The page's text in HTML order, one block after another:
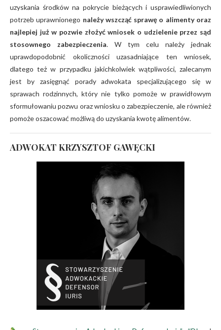
uzyskania środków na pokrycie bieżących i usprawiedliwionych
potrzeb uprawnionego należy wszcząć sprawę o alimenty oraz
najlepiej już w pozwie złożyć wniosek o udzielenie przez sąd
stosownego zabezpieczenia. W tym celu należy jednak
uprawdopodobnić okoliczności uzasadniające ten wniosek,
dlatego też w przypadku jakichkolwiek wątpliwości, zalecanym
jest by zasięgnąć porady adwokata specjalizującego się w
sprawach rodzinnych, który nie tylko pomoże w prawidłowym
sformułowaniu pozwu oraz wniosku o zabezpieczenie, ale również
pomoże oszacować możliwą do uzyskania kwotę alimentów.
ADWOKAT KRZYSZTOF GAWĘCKI